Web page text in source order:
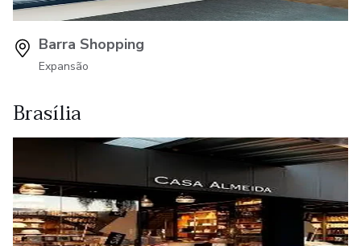
Barra Shopping
Expansão
Brasília